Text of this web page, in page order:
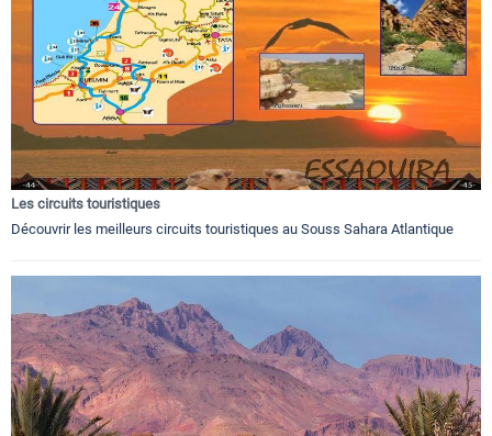
Les circuits touristiques
Découvrir les meilleurs circuits touristiques au Souss Sahara Atlantique